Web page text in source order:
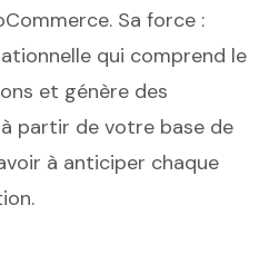
Sa force :
qui comprend le
et génère des
partir de votre base de
à anticiper chaque